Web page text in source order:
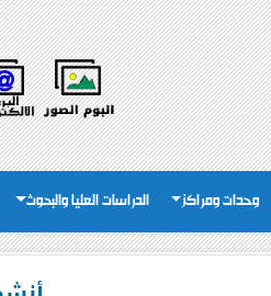
وحدات ومراكز الدراسات العليا والبحوث